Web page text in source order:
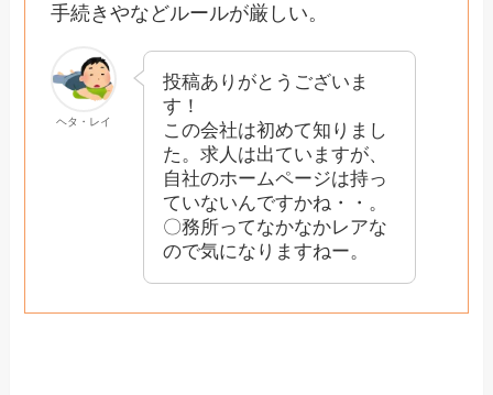
手続きやなどルールが厳しい。
ヘタ・レイ
投稿ありがとうございま
す！
この会社は初めて知りまし
た。求人は出ていますが、
自社のホームページは持っ
ていないんですかね・・。
〇務所ってなかなかレアな
ので気になりますねー。